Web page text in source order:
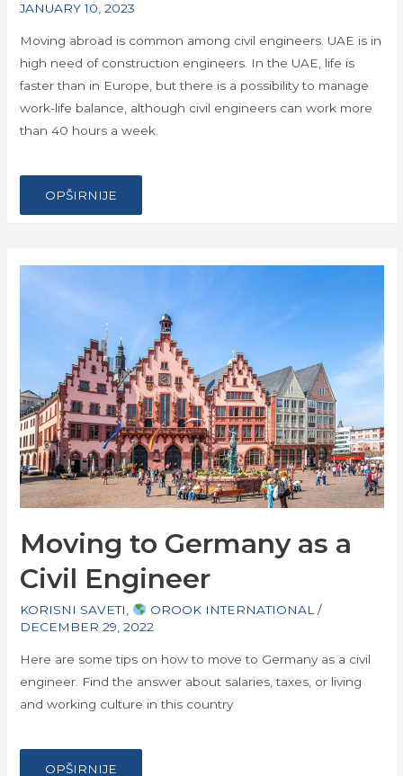
JANUARY 10, 2023
Moving abroad is common among civil engineers. UAE is in
high need of construction engineers. In the UAE, life is
faster than in Europe, but there is a possibility to manage
work-life balance, although civil engineers can work more
than 40 hours a week.
…
MOVING
ABROAD:
CIVIL
OPŠIRNIJE
Moving to Germany as a
Civil Engineer
KORISNI SAVETI OROOK INTERNATIONAL /
DECEMBER 29, 2022
Here are some tips on how to move to Germany as a civil
engineer. Find the answer about salaries, taxes, or living
and working culture in this country
…
MOVING
OPŠIRNIJE